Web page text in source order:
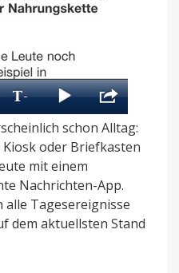
schon Alltag:
oder Briefkasten
mit einem
Nachrichten-App.
alle Tagesereignisse
dem aktuellsten Stand